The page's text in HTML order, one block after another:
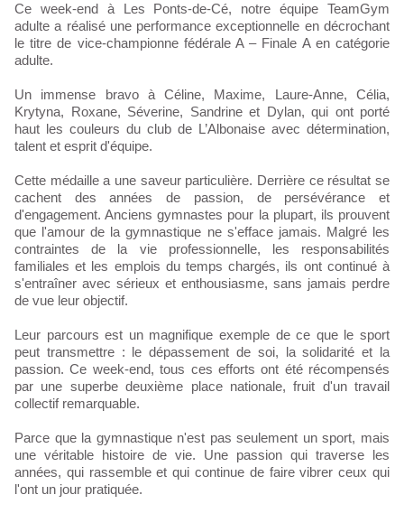
Ce week-end à Les Ponts-de-Cé, notre équipe TeamGym
adulte a réalisé une performance exceptionnelle en décrochant
le titre de vice-championne fédérale A – Finale A en catégorie
adulte.
Un immense bravo à Céline, Maxime, Laure-Anne, Célia,
Krytyna, Roxane, Séverine, Sandrine et Dylan, qui ont porté
haut les couleurs du club de L’Albonaise avec détermination,
talent et esprit d'équipe.
Cette médaille a une saveur particulière. Derrière ce résultat se
cachent des années de passion, de persévérance et
d'engagement. Anciens gymnastes pour la plupart, ils prouvent
que l'amour de la gymnastique ne s'efface jamais. Malgré les
contraintes de la vie professionnelle, les responsabilités
familiales et les emplois du temps chargés, ils ont continué à
s'entraîner avec sérieux et enthousiasme, sans jamais perdre
de vue leur objectif.
Leur parcours est un magnifique exemple de ce que le sport
peut transmettre : le dépassement de soi, la solidarité et la
passion. Ce week-end, tous ces efforts ont été récompensés
par une superbe deuxième place nationale, fruit d'un travail
collectif remarquable.
Parce que la gymnastique n'est pas seulement un sport, mais
une véritable histoire de vie. Une passion qui traverse les
années, qui rassemble et qui continue de faire vibrer ceux qui
l'ont un jour pratiquée.